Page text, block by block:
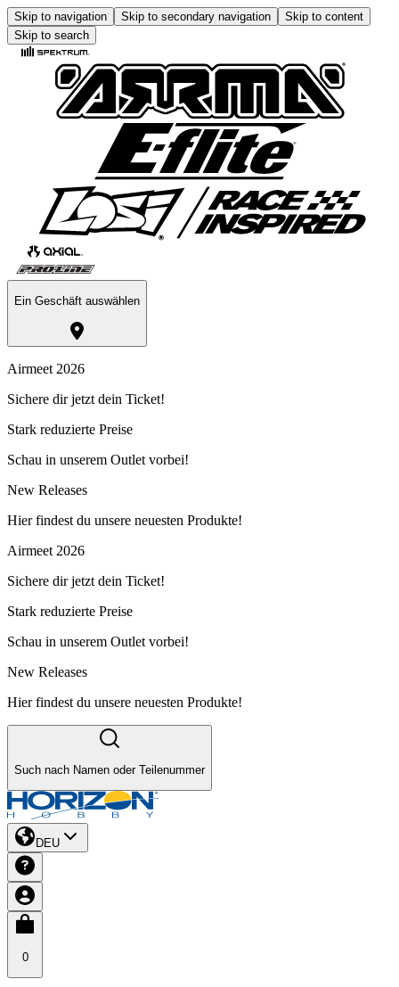
Skip to navigation Skip to secondary navigation
Skip to content
Skip to search
Ein Geschäft auswählen
Airmeet 2026
Sichere dir jetzt dein Ticket!
Stark reduzierte Preise
Schau in unserem Outlet vorbei!
New Releases
Hier findest du unsere neuesten Produkte!
Airmeet 2026
Sichere dir jetzt dein Ticket!
Stark reduzierte Preise
Schau in unserem Outlet vorbei!
New Releases
Hier findest du unsere neuesten Produkte!
Such nach Namen oder Teilenummer
DEU
0